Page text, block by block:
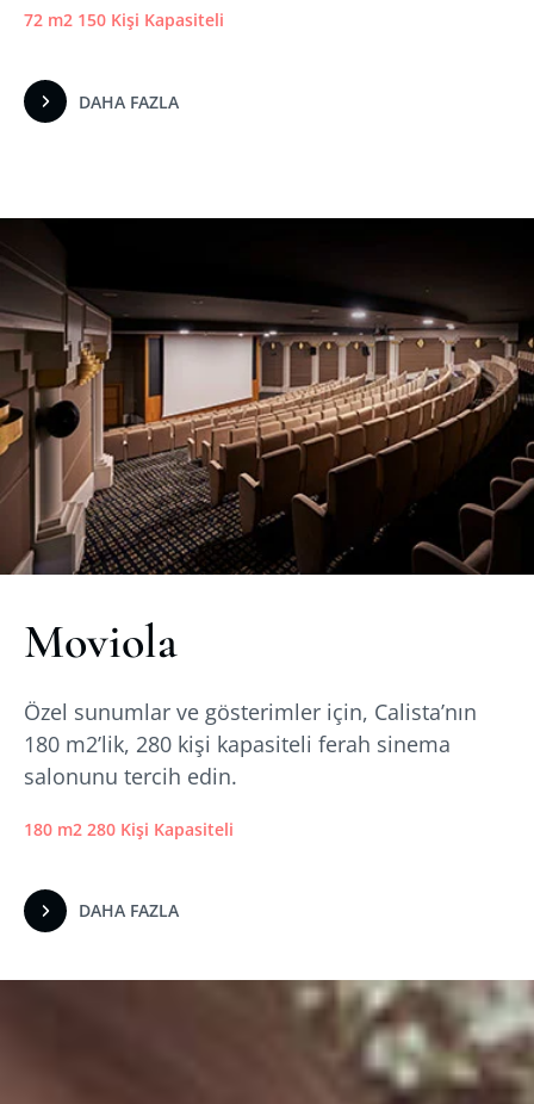
72 m2 150 Kişi Kapasiteli
DAHA FAZLA
Moviola
Özel sunumlar ve gösterimler için, Calista’nın
180 m2’lik, 280 kişi kapasiteli ferah sinema
salonunu tercih edin.
180 m2 280 Kişi Kapasiteli
DAHA FAZLA